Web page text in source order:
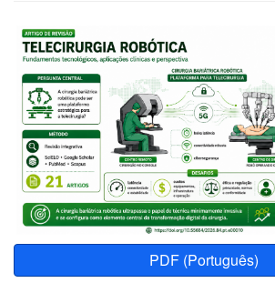
Barra
lateral
de
artigos
PDF (Português)